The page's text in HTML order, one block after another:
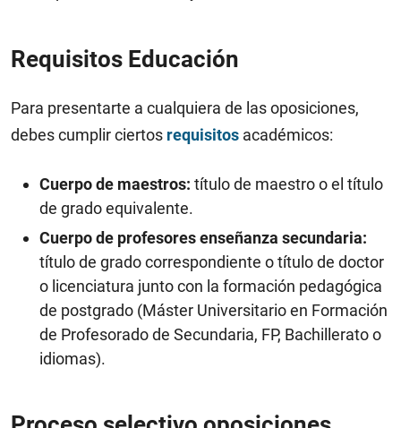
Requisitos Educación
Para presentarte a cualquiera de las oposiciones,
debes cumplir ciertos requisitos académicos:
Cuerpo de maestros: título de maestro o el título
de grado equivalente.
Cuerpo de profesores enseñanza secundaria:
título de grado correspondiente o título de doctor
o licenciatura junto con la formación pedagógica
de postgrado (Máster Universitario en Formación
de Profesorado de Secundaria, FP, Bachillerato o
idiomas).